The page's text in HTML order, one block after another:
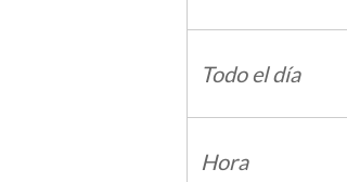
Todo el día
Hora